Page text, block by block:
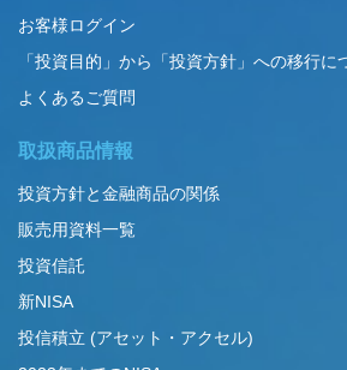
お客様ログイン
「投資目的」から「投資方針」への移行に
よくあるご質問
取扱商品情報
投資方針と金融商品の関係
販売用資料一覧
投資信託
新NISA
投信積立 (アセット・アクセル)